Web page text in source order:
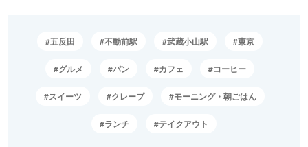
五反田 不動前駅 武蔵小山駅 東京
グルメ パン カフェ コーヒー
スイーツ クレープ モーニング・朝ごはん
ランチ テイクアウト